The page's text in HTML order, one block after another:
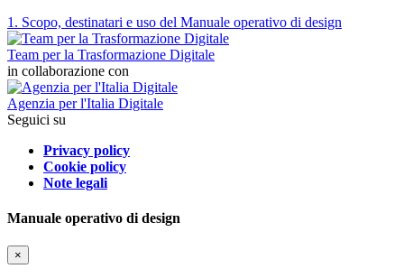
1. Scopo, destinatari e uso del Manuale operativo di design
Team per la Trasformazione Digitale
in collaborazione con
Agenzia per l'Italia Digitale
Seguici su
Privacy policy
Cookie policy
Note legali
Manuale operativo di design
×